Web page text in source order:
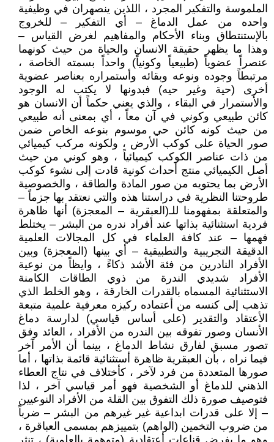
الملموسة والتفكير المجرد ، اللذين ينصهران في وظيفية
واحده من عمل الدماغ – أي التفكير – للخروج
بالإستنتطاق وبناء الأحكام والمفاهيم لغرض القياس –
وهذا ما يظهر حقيقة الانسان والحياة من حيث كونهما
عنصراً عضوياً (طبيعياً وكونياً) واحداً بسمته الخاصة ،
مرتبطاً وجوده ونوعه وبقائه وأستمراره بعناصر عضوية
أخرى (حية وغير حيه) فبدونها لا يكتب له الوجود
والأستمرار في البقاء ، والذي يعني حكماً أن الانسان هو
كائن طبيعي وكوني في آن معاً ، أي بمعنى أنه طبيعي
من حيث كونه كائن حي موسوم بنوعه الخاص ضمن
صور الحياة على كوكب الأرض ، ولكونه مركب كيميائي
من ذات عناصر الكوكب كيميائياً ، وهو كوني من حيث
أصل الكيميائي منتج أحداث كونية قادت إلى نشوء كوكب
الأرض بما يحتويه من صور المادة والطاقة ، والخصوصية
طروحتنا النظرية في دراستنا هذه والتي نعتقد بها جزماً –
والمتعلقة بمفهومنا للـ(العبقرية – المعجزة) أنها ظاهرة
فردية استثنائية بذاتها عند أفراد ندره من البشر – يختلط
فهمها – عند كافة العلماء في كل المجالات العلمية
الدقيقة التجريبية والتطبيقية – أي بينها (المعجزة) وبين
الأفراد النادرين من فئة الأشد ذكاءً ، وايظاً من نوعية
الأفراد شديدي الندرة من ذوي الطاقات الكامنة
الاستثنائية المسماه بالقدرات الخارقة ، وهو الخلط الذي
تذهب إلى كنسه من أعتماده ركيزه معرفية علمية متبعة
الأعتقاد والتقدير (على أساس قياسي) لدارسة دماغ
الأنسان وصور تفوقه بين الندره من الأفراد ، العائد وفق
تصور مسبق لفارق نشاط الدماغ ، بينما أن الأمر آخر
فيما نراه ، بأن العبقرية ظاهرة أستثنائية قائمة بذاتها ، أما
صورها المتعددة من فرد لآخر ، كأختلاف في نتاج العطاء
الذهني للدماغ أو الشخصية فهو أمر قياسي آخر ، لذا
فتوصيف صورة ذلك التفوق بين القلة من الأفراد النوعيين
– إلا على قدرات ابداعية غير غيرهم من البشر – ضرباً
من ضروب التخمين (الواهم) بتمييزهم بمسمى العباقرة ،